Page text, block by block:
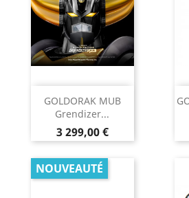
GOLDORAK MUB
Grendizer...
Prix
3 299,00 €
NOUVEAUTÉ